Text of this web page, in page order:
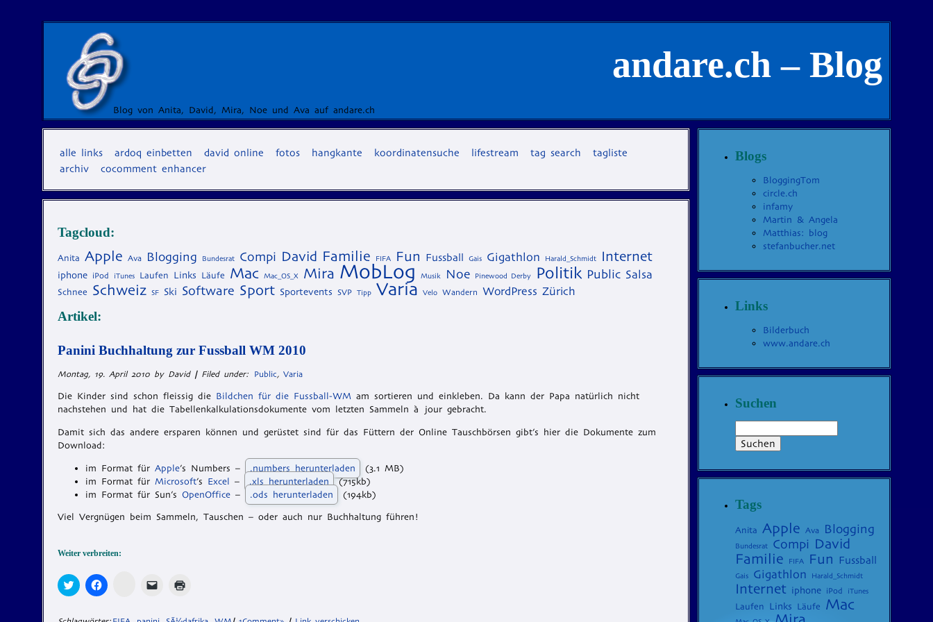
andare.ch – Blog
Blog von Anita, David, Mira, Noe und Ava auf andare.ch
alle links ardoq einbetten david online fotos hangkante koordinatensuche lifestream tag search
tagliste
archiv
cocomment enhancer
Tagcloud:
Anita Apple Ava Blogging Bundesrat Compi David Familie FIFA Fun Fussball Gais Gigathlon Harald_Schmidt Internet
iphone iPod iTunes Laufen Links Läufe Mac Mac_OS_X Mira MobLog Musik Noe Pinewood Derby Politik Public Salsa
Schnee Schweiz SF Ski Software Sport Sportevents SVP Tipp Varia Velo Wandern WordPress Zürich
Artikel:
Panini Buchhaltung zur Fussball WM 2010
Montag, 19. April 2010 by David |Filed under: Public, Varia
Die Kinder sind schon fleissig die Bildchen für die Fussball-WM am sortieren und einkleben. Da kann der Papa natürlich nicht
nachstehen und hat die Tabellenkalkulationsdokumente vom letzten Sammeln à jour gebracht.
Damit sich das andere ersparen können und gerüstet sind für das Füttern der Online Tauschbörsen gibt’s hier die Dokumente zum
Download:
im Format für Apple’s Numbers – .numbers herunterladen
(3.1 MB)
im Format für Microsoft’s Excel – .xls herunterladen (715kb)
im Format für Sun’s OpenOffice – .ods herunterladen (194kb)
Viel Vergnügen beim Sammeln, Tauschen – oder auch nur Buchhaltung führen!
Weiter verbreiten:
Klick,
um
zu
Klick,
um
zu
Zum
Teilen
klicken
Klicken,
einen in
Blogs
BloggingTom
circle.ch
infamy
Martin & Angela
Matthias: blog
stefanbucher.net
Links
Bilderbuch
www.andare.ch
Suchen
Tags
Anita Apple Ava Blogging
Bundesrat Compi David
Familie FIFA Fun Fussball
Gais Gigathlon Harald_Schmidt
Internet iphone iPod iTunes
Laufen Links Läufe Mac